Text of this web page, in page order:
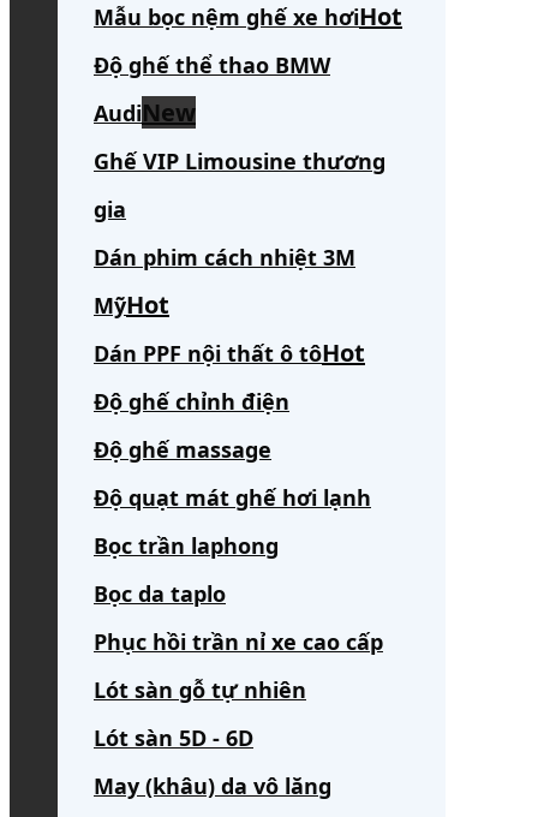
Mẫu bọc nệm ghế xe hơi
Độ ghế thể thao BMW
Audi
Ghế VIP Limousine thương
gia
Dán phim cách nhiệt 3M
Mỹ
Dán PPF nội thất ô tô
Độ ghế chỉnh điện
Độ ghế massage
Độ quạt mát ghế hơi lạnh
Bọc trần laphong
Bọc da taplo
Phục hồi trần nỉ xe cao cấp
Lót sàn gỗ tự nhiên
Lót sàn 5D - 6D
May (khâu) da vô lăng